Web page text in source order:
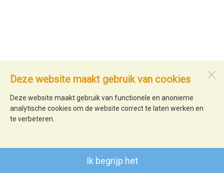
Deze website maakt gebruik van cookies
Deze website maakt gebruik van functionele en anonieme
analytische cookies om de website correct te laten werken en
te verbeteren.
Ik begrijp het